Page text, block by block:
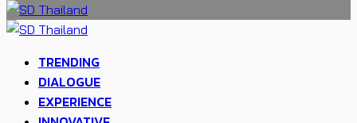
TRENDING
DIALOGUE
EXPERIENCE